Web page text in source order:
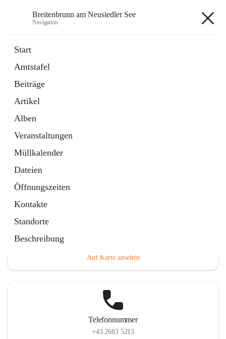
Breitenbrunn am Neusiedler See
Navigation
Start
Amtstafel
Beiträge
Artikel
Alben
Veranstaltungen
Müllkalender
Dateien
Öffnungszeiten
Kontakte
Standorte
Beschreibung
18 Schnellzugriffe
Gemeindeservice
Auf Karte ansehen
Telefonnummer
+43 2683 5213